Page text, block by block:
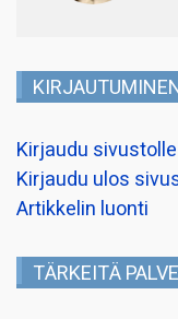
Kirjaudu sivustolle
Kirjaudu ulos
Artikkelin luonti
TÄRKEITÄ